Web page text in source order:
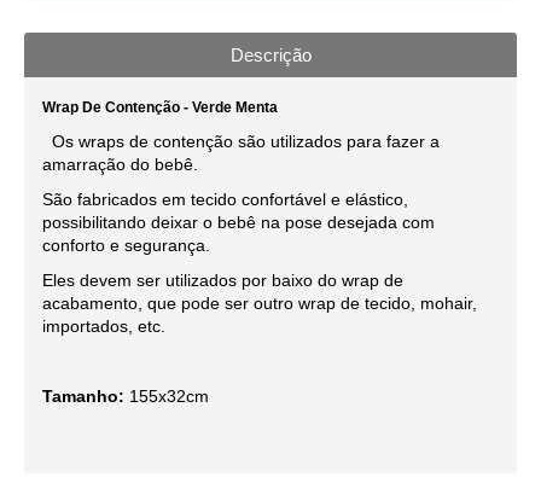
Descrição
Wrap De Contenção - Verde Menta
Os wraps de contenção são utilizados para fazer a
amarração do bebê.
São fabricados em tecido confortável e elástico,
possibilitando deixar o bebê na pose desejada com
conforto e segurança.
Eles devem ser utilizados por baixo do wrap de
acabamento, que pode ser outro wrap de tecido, mohair,
importados, etc.
Tamanho: 155x32cm